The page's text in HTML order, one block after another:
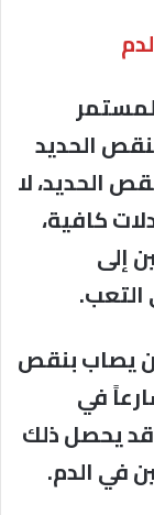
الحديد
الحديد، لا
كافية،
إلى
التعب.
يصاب بنقص
في
يحصل ذلك
في الدم.